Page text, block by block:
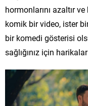
hormonlarını azaltır
komik bir video, ister
bir komedi gösterisi
sağlığınız için